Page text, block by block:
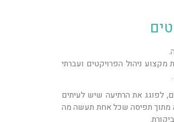
מקצוע ניהול הפרויקטים ועברתי
.
לפוגג את הרתיעה שיש לעיתים
מתוך תפיסה שכל אחת תעשה מה